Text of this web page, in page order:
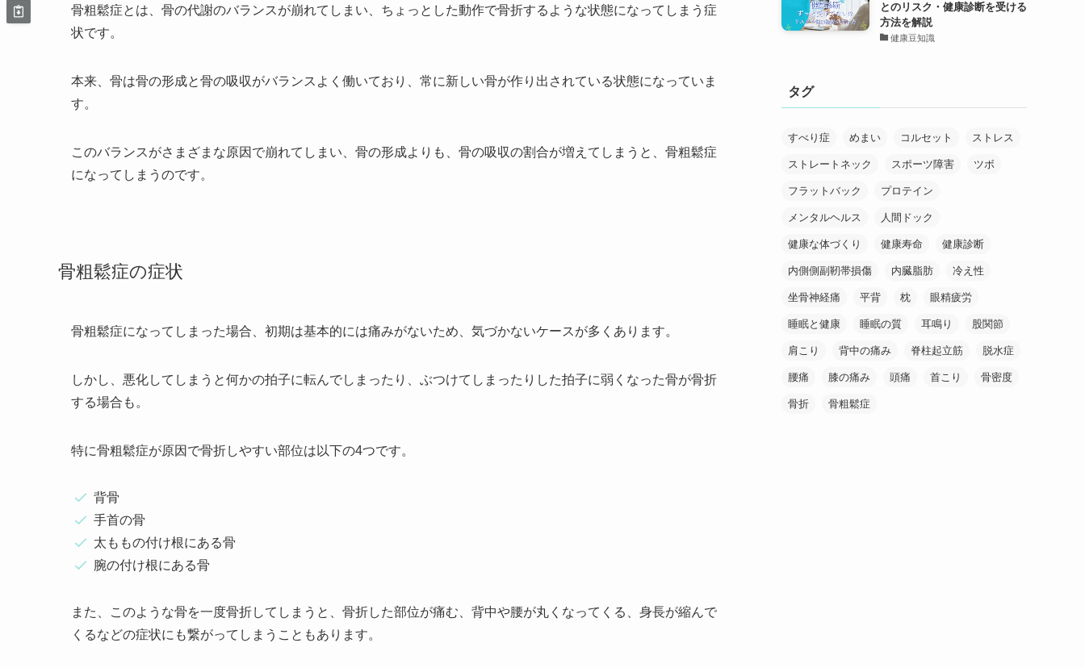
骨粗鬆症とは、 骨の代謝のバランスが崩れてしまい、ちょっとした動作で骨折するような状態になってしまう症
状です。
本来、骨は骨の形成と骨の吸収がバランスよく働いており、常に新しい骨が作り出されている状態になっていま
す。
このバランスがさまざまな原因で崩れてしまい、骨の形成よりも、骨の吸収の割合が増えてしまうと、骨粗鬆症
になってしまうのです。
骨粗鬆症の症状
骨粗鬆症になってしまった場合、 初期は基本的には痛みがないため、気づかないケースが多くあります。
しかし、 悪化してしまうと何かの拍子に転んでしまったり、ぶつけてしまったりした拍子に弱くなった骨が骨折
する場合も。
特に骨粗鬆症が原因で骨折しやすい部位は以下の4つです。
背骨
手首の骨
太ももの付け根にある骨
腕の付け根にある骨
また、このような骨を一度骨折してしまうと、骨折した部位が痛む、背中や腰が丸くなってくる、身長が縮んで
くるなどの症状にも繋がってしまうこともあります。
とのリスク・健康診断を受ける
方法を解説
健康豆知識
タグ
すべり症 めまい コルセット ストレス
ストレートネック スポーツ障害 ツボ
フラットバック プロテイン
メンタルヘルス 人間ドック
健康な体づくり 健康寿命 健康診断
内側側副靭帯損傷 内臓脂肪 冷え性
坐骨神経痛 平背 枕 眼精疲労
睡眠と健康 睡眠の質 耳鳴り 股関節
肩こり 背中の痛み 脊柱起立筋 脱水症
腰痛 膝の痛み 頭痛 首こり 骨密度
骨折 骨粗鬆症